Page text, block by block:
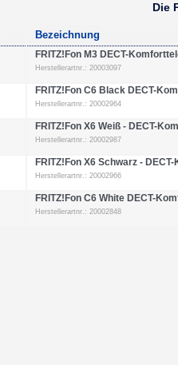
Die
Bezeichnung
FRITZ!Fon M3 DECT-
Herstellerartnr.: 20003097
FRITZ!Fon C6 Black DECT-
Herstellerartnr.: 20002964
FRITZ!Fon X6 Weiß - DECT-
Herstellerartnr.: 20002987
FRITZ!Fon X6 Schwarz -
Herstellerartnr.: 20002966
FRITZ!Fon C6 White DECT-
Herstellerartnr.: 20002848